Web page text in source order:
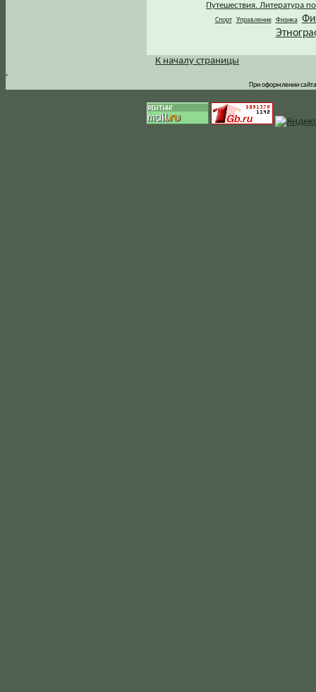
Путешествия. Литература
Спорт Управление Физика
.
К началу страницы
При оформлении